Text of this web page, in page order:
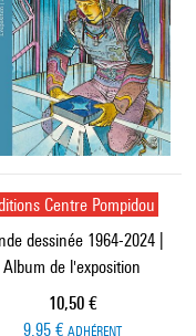
Centre Pompidou
dessinée 1964-2024 |
Album de l'exposition
Prix ​​actuel
10,50 €
9,95 € ADHÉRENT